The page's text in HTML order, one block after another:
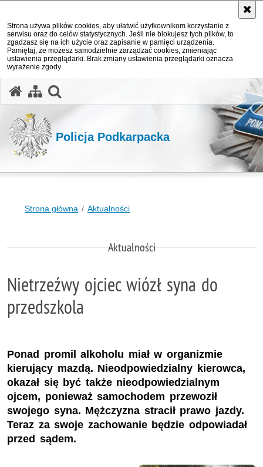
Strona używa plików cookies, aby ułatwić użytkownikom korzystanie z
serwisu oraz do celów statystycznych. Jeśli nie blokujesz tych plików, to
zgadzasz się na ich użycie oraz zapisanie w pamięci urządzenia.
Pamiętaj, że możesz samodzielnie zarządzać cookies, zmieniając
ustawienia przeglądarki. Brak zmiany ustawienia przeglądarki oznacza
wyrażenie zgody.
Policja Podkarpacka
Strona główna Aktualności
Aktualności
Nietrzeźwy ojciec wiózł syna do
przedszkola
Ponad promil alkoholu miał w organizmie
kierujący mazdą. Nieodpowiedzialny kierowca,
okazał się być także nieodpowiedzialnym
ojcem, ponieważ samochodem przewoził
swojego syna. Mężczyzna stracił prawo jazdy.
Teraz za swoje zachowanie będzie odpowiadał
przed sądem.